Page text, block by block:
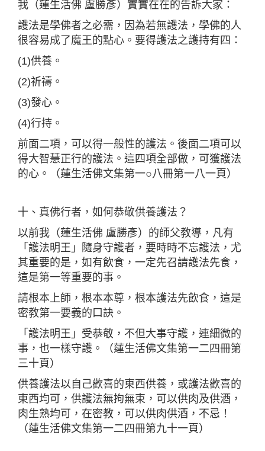
我（蓮生活佛 盧勝彥）實實在在的告訴大家：
護法是學佛者之必需，因為若無護法，學佛的人
很容易成了魔王的點心。要得護法之護持有四：
(1)供養。
(2)祈禱。
(3)發心。
(4)行持。
前面二項，可以得一般性的護法。後面二項可以
得大智慧正行的護法。這四項全部做，可獲護法
的心。（蓮生活佛文集第一○八冊第一八一頁）
十、真佛行者，如何恭敬供養護法？
以前我（蓮生活佛 盧勝彥）的師父教導，凡有
「護法明王」隨身守護者，要時時不忘護法，尤
其重要的是，如有飲食，一定先召請護法先食，
這是第一等重要的事。
請根本上師，根本本尊，根本護法先飲食，這是
密教第一要義的口訣。
「護法明王」受恭敬，不但大事守護，連細微的
事，也一樣守護。（蓮生活佛文集第一二四冊第
三十頁）
供養護法以自己歡喜的東西供養，或護法歡喜的
東西均可，供護法無拘無束，可以供肉及供酒，
肉生熟均可，在密教，可以供肉供酒，不忌！
（蓮生活佛文集第一二四冊第九十一頁）